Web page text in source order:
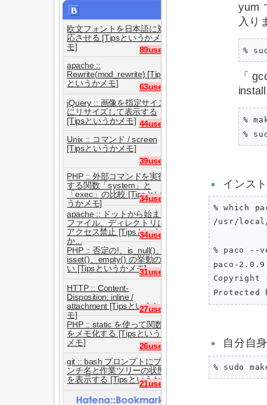
欧文フォントを日本語に対
応させる [Tipsというかメ
モ]
89users
apache ::
Rewrite(mod_rewrite) [Tips
というかメモ]
63users
jQuery :: 画像を指定サイズ
にリサイズして表示する
[Tipsというかメモ] 44users
Unix :: コマンド / screen
[Tipsというかメモ]
39users
PHP :: 外部コマンドを実行
する関数「system」と
「exec」の比較 [Tipsとい
うかメモ]
34users
apache :: ドットから始まる
ファイル、ディレクトリに
アクセス禁止 [Tipsという
か...
34users
PHP :: 否定の!、is_null()、
isset()、empty() の挙動の違
い [Tipsというかメモ]31users
HTTP :: Content-
Disposition: inline /
attachment [Tipsというかメ
モ]
27users
PHP :: static を使って関数
をメモ化する [Tipsというか
メモ]
26users
git :: bash プロンプトにブラ
ンチ名と作業ツリーの状態
を表示する [Tipsというか...
21users
yum
入り
「
%
インス
% which
/usr/
% paco --
paco-
Copyright
自分自